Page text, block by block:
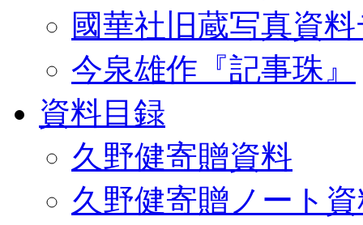
國華社旧蔵写真資
今泉雄作『記事珠』
資料目録
久野健寄贈資料
久野健寄贈ノート